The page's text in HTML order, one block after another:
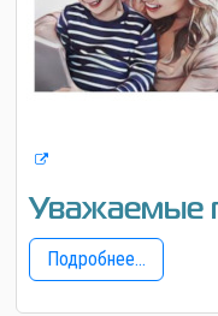
Уважаемые
Подробнее...